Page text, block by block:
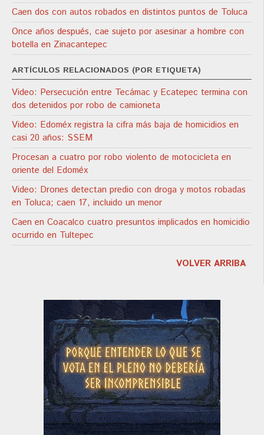
Caen dos con autos robados en distintos puntos de Toluca
Once años después, cae sujeto por asesinar a hombre con
botella en Zinacantepec
ARTÍCULOS RELACIONADOS (POR ETIQUETA)
Video: Persecución entre Tecámac y Ecatepec termina con
dos detenidos por robo de camioneta
Video: Edoméx registra la cifra más baja de homicidios en
casi 20 años: SSEM
Procesan a cuatro por robo violento de motocicleta en
oriente del Edoméx
Video: Drones detectan predio con droga y motos robadas
en Toluca; caen 17, incluido un menor
Caen en Coacalco cuatro presuntos implicados en homicidio
ocurrido en Tultepec
VOLVER ARRIBA